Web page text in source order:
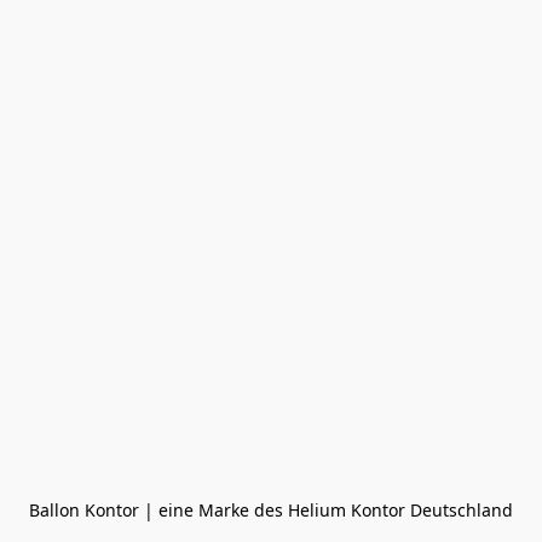
Ballon Kontor | eine Marke des Helium Kontor Deutschland